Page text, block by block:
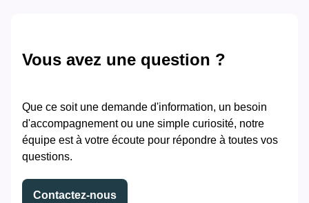
Vous avez une question ?
Que ce soit une demande d'information, un besoin
d'accompagnement ou une simple curiosité, notre
équipe est à votre écoute pour répondre à toutes vos
questions.
Contactez-nous